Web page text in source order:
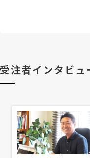
受注者インタビュ